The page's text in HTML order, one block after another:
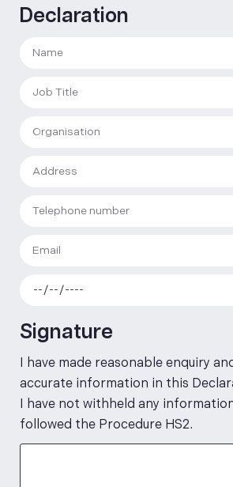
Declaration
Signature
I have made reasonable enquiry
accurate information in this
I have not withheld any
followed the Procedure HS2.